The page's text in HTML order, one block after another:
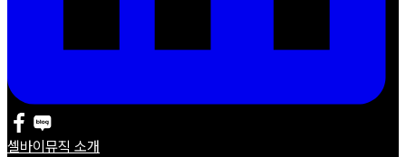
셀바이뮤직 소개